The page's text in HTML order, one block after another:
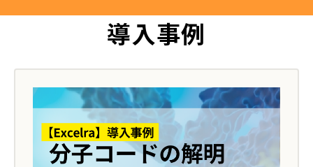
導入事例